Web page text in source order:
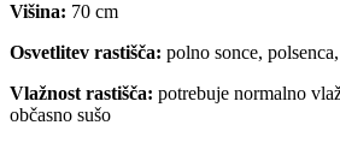
Višina: 70 cm
Osvetlitev rastišča: polno sonce, polsenca,
Vlažnost rastišča: potrebuje normalno
občasno sušo